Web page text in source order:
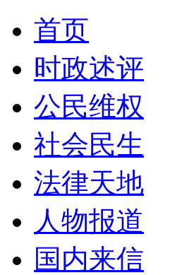
首页
时政述评
公民维权
社会民生
法律天地
人物报道
国内来信